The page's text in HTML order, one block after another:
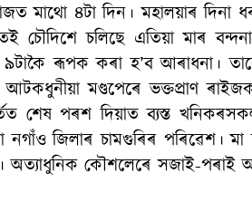
মাথো ৪টা দিন। মহালয়াৰ দিনা
চৌদিশে চলিছে এতিয়া মাৰ
ৰূপক কৰা হ’ব আৰাধনা।
মণ্ডপেৰে ভক্তপ্ৰাণ
শেষ পৰশ দিয়াত ব্যস্ত
নগাঁও জিলাৰ চামগুৰিৰ পৰিৱেশ। মা
অত্যাধুনিক কৌশলেৰে সজাই-পৰাই